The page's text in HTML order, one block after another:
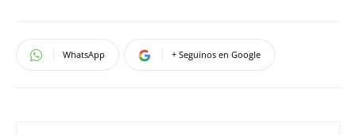
WhatsApp + Seguinos en Google